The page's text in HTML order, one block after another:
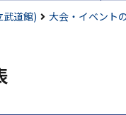
武道館) 大会・イベント